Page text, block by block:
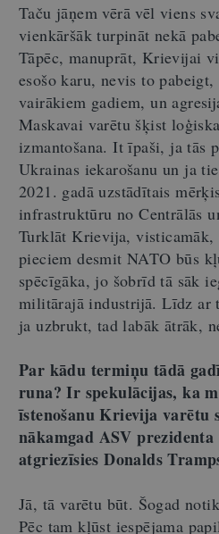
Taču jāņem vērā vēl viens
vienkāršāk turpināt nekā
Tāpēc, manuprāt, Krievijai
esošo karu, nevis to
vairākiem gadiem, un
Maskavai varētu šķist
izmantošana. It īpaši, ja tās
Ukrainas iekarošanu un ja
2021. gadā uzstādītais
infrastruktūru no Centrālās
Turklāt Krievija, visticamāk,
pieciem desmit NATO būs
spēcīgāka, jo šobrīd tā sāk
militārajā industrijā. Līdz ar
ja uzbrukt, tad labāk ātrāk,
Par kādu termiņu tādā
runa? Ir spekulācijas, ka
īstenošanu Krievija
nākamgad ASV prezidenta
atgriezīsies Donalds
Jā, tā varētu būt. Šogad
Pēc tam kļūst iespējama